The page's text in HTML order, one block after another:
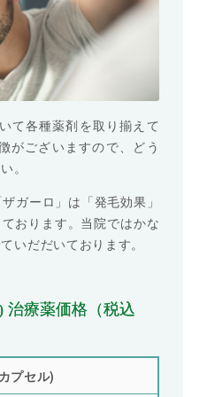
て各種薬剤を取り揃えて
がございますので、どう
。
ガーロ」は「発毛効果」
おります。当院ではかな
いだだいております。
治療薬価格（税込
プセル)